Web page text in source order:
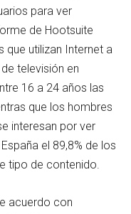
para ver
de Hootsuite
que utilizan Internet a
televisión en
16 a 24 años las
que los hombres
interesan por ver
el 89,8% de los
tipo de contenido.
acuerdo con